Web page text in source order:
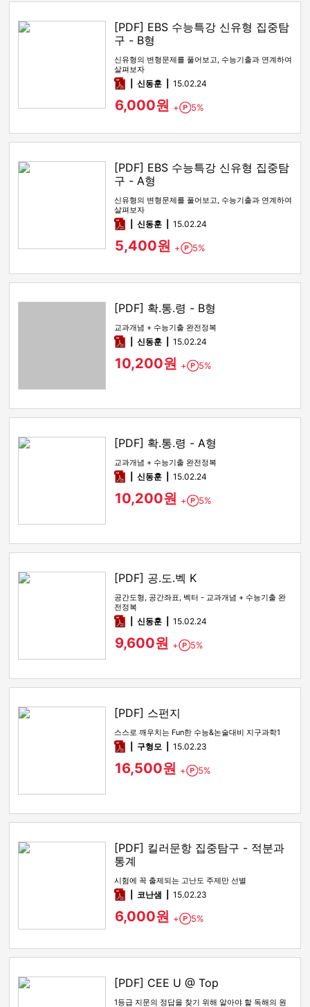
[PDF] EBS 수능특강 신유형 집중탐
구 - B형
신유형의 변형문제를 풀어보고, 수능기출과 연계하여
살펴보자
pdf신동훈 15.02.24
6,000원 + Point
5%
[PDF] EBS 수능특강 신유형 집중탐
구 - A형
신유형의 변형문제를 풀어보고, 수능기출과 연계하여
살펴보자
pdf신동훈 15.02.24
5,400원 + Point
5%
[PDF] 확.통.령 - B형
교과개념 + 수능기출 완전정복
pdf신동훈 15.02.24
10,200원 + Point
5%
[PDF] 확.통.령 - A형
교과개념 + 수능기출 완전정복
pdf신동훈 15.02.24
10,200원 + Point
5%
[PDF] 공.도.벡 K
공간도형, 공간좌표, 벡터 - 교과개념 + 수능기출 완
전정복
pdf신동훈 15.02.24
9,600원 + Point
5%
[PDF] 스펀지
스스로 깨우치는 Fun한 수능&논술대비 지구과학1
pdf구형모 15.02.23
16,500원 + Point
5%
[PDF] 킬러문항 집중탐구 - 적분과
통계
시험에 꼭 출제되는 고난도 주제만 선별
pdf코난샘 15.02.23
6,000원 + Point
5%
[PDF] CEE U @ Top
1등급 지문의 정답을 찾기 위해 알아야 할 독해의 원